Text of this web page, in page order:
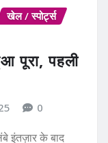
खेल / स्पोर्ट्स
पूरा, पहली
0
इंतज़ार के बाद